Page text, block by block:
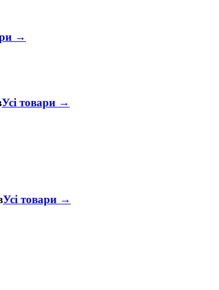
→
Усі товари →
Усі товари →